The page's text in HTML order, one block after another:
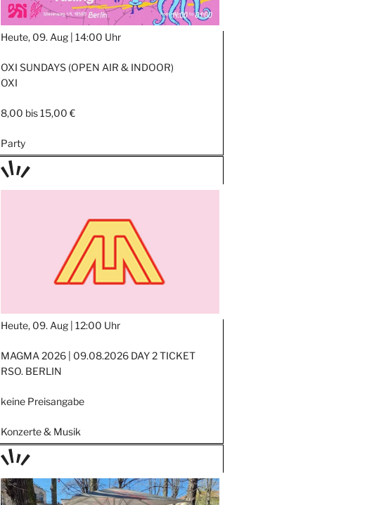
Heute, 09. Aug | 14:00 Uhr
OXI SUNDAYS (OPEN AIR & INDOOR)
OXI
8,00 bis 15,00 €
Party
TAGE
Heute, 09. Aug | 12:00 Uhr
MAGMA 2026 | 09.08.2026 DAY 2 TICKET
RSO. BERLIN
keine Preisangabe
Konzerte & Musik
TAGE
STIPP